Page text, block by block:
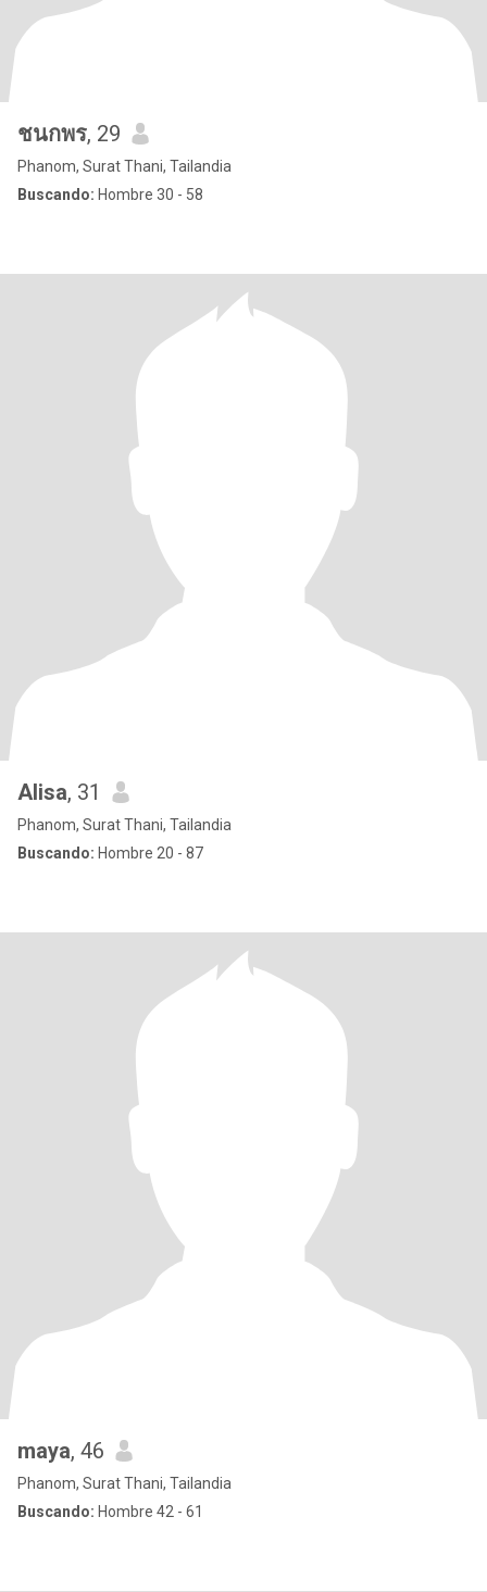
ชนกพร, 29
Phanom, Surat Thani, Tailandia
Buscando: Hombre 30 - 58
Alisa, 31
Phanom, Surat Thani, Tailandia
Buscando: Hombre 20 - 87
maya, 46
Phanom, Surat Thani, Tailandia
Buscando: Hombre 42 - 61